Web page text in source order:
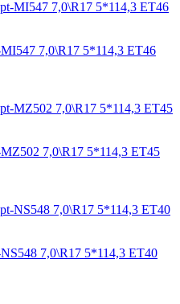
7,0\R17 5*114,3 ET46
7,0\R17 5*114,3 ET45
7,0\R17 5*114,3 ET40